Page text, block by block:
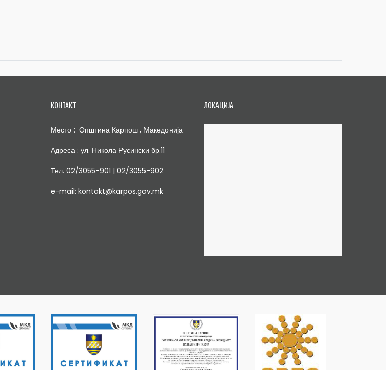
КОНТАКТ
Место : Општина Карпош , Македонија
Адреса : ул. Никола Русински бр.11
Тел. 02/3055-901 | 02/3055-902
e-mail: kontakt@karpos.gov.mk
ЛОКАЦИЈА